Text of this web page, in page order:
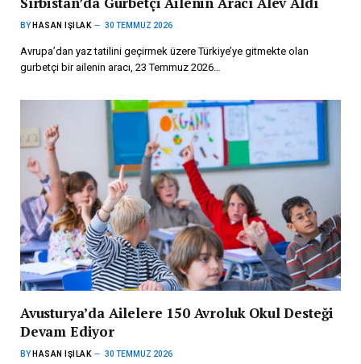
BY HASAN IŞILAK 30 TEMMUZ 2026
Avrupa’dan yaz tatilini geçirmek üzere Türkiye’ye gitmekte olan
gurbetçi bir ailenin aracı, 23 Temmuz 2026…
Avusturya’da Ailelere 150 Avroluk Okul Desteği
Devam Ediyor
BY HASAN IŞILAK 30 TEMMUZ 2026